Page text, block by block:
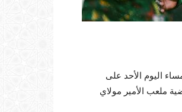
كأس أمم إفريقيا المغرب 2025، بعد تغلبه مساء اليوم الأحد على
ملعب الأمير مولاي